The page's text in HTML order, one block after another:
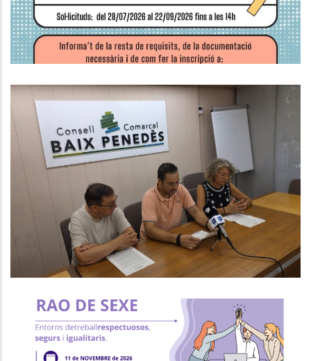
Ocupació
El CCBP Posa En Marxa Un Nou
Programa Per Afavorir La Inserció
Laboral De Persones En Situació
De Vulnerabilitat
S. socials
Ocupació
Formació "Prevenció I Intervenció
Contra L'assetjament Sexual I/o